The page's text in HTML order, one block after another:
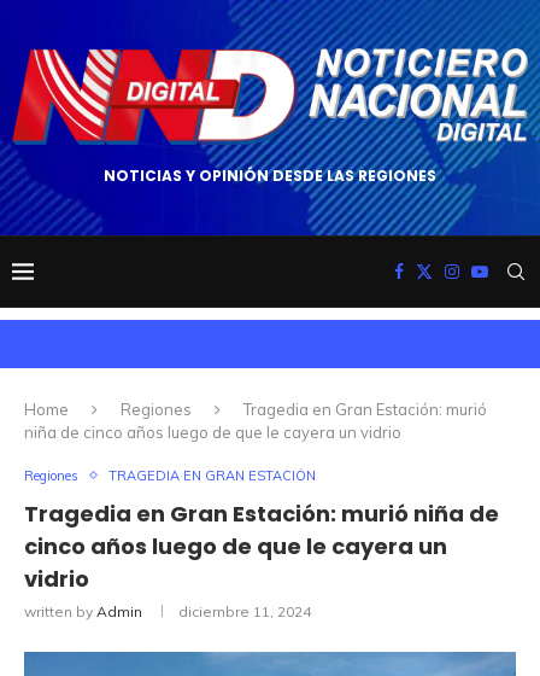
NOTICIAS Y OPINIÓN DESDE LAS REGIONES
Home Regiones
Tragedia en Gran Estación: murió
niña de cinco años luego de que le cayera un vidrio
Regiones TRAGEDIA EN GRAN ESTACIÓN
Tragedia en Gran Estación: murió niña de
cinco años luego de que le cayera un
vidrio
written by Admin diciembre 11, 2024